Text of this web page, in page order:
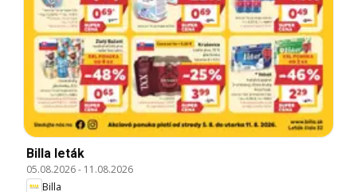
Billa leták
05.08.2026- 11.08.2026
Billa